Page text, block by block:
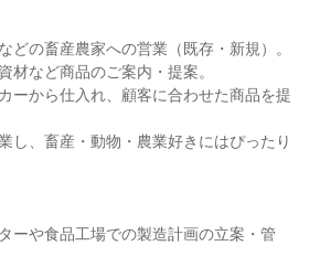
どの畜産農家への営業（既存・新規）。
材など商品のご案内・提案。
ーから仕入れ、顧客に合わせた商品を提
し、畜産・動物・農業好きにはぴったり
ーや食品工場での製造計画の立案・管